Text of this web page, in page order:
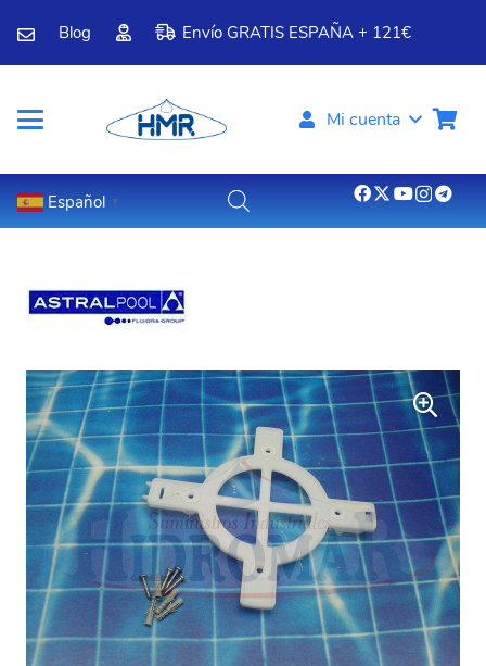
Blog Envío GRATIS ESPAÑA + 121€
Mi cuenta
Español ▼